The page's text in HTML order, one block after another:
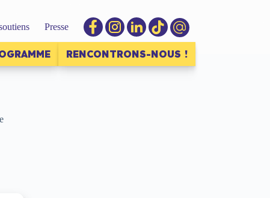
Presse
RENCONTRONS-NOUS !